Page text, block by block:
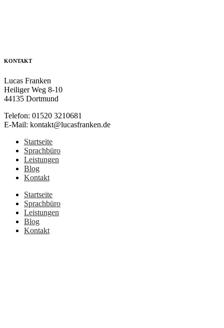
KONTAKT
Lucas Franken
Heiliger Weg 8-10
44135 Dortmund
Telefon: 01520 3210681
E-Mail: kontakt@lucasfranken.de
Startseite
Sprachbüro
Leistungen
Blog
Kontakt
Startseite
Sprachbüro
Leistungen
Blog
Kontakt